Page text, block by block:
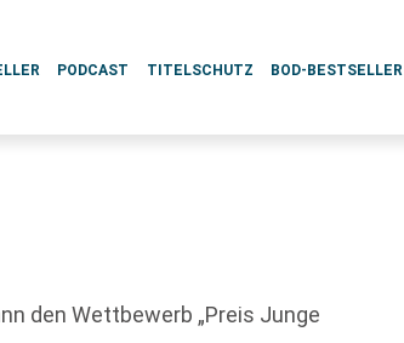
PODCAST TITELSCHUTZ BOD-BESTSELLER
den Wettbewerb „Preis Junge